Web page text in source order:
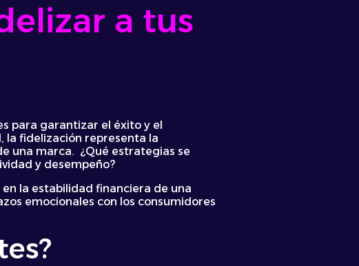
a tus
para garantizar el éxito y el
la fidelización representa la
una marca. ¿Qué estrategias se
y desempeño?
la estabilidad financiera de una
emocionales con los consumidores